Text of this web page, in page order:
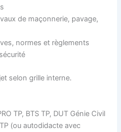
de maçonnerie, pavage,
normes et règlements
selon grille interne.
TP, BTS TP, DUT Génie Civil
(ou autodidacte avec